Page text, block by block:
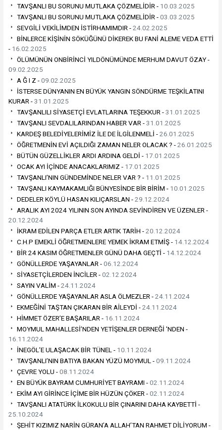
TAVŞANLI BU SORUNU MUTLAKA ÇÖZMELİDİR - 10.03.2025
TAVŞANLI BU SORUNU MUTLAKA ÇÖZMELİDİR -03.03.2025
SEVGİLİ VEKİLİMDEN İSTİRHAMIMDIR -24.02.2025
BİNLERCE KİŞİNİN SÖKÜĞÜNÜ DİKEREK BU FANİ ALEME VEDA ETTİ
- 16.02.2025
ÖLÜMÜNÜN ONBİRİNCİ YILDÖNÜMÜNDE MERHUM DAVUT ÖZAY -
09.02.2025
A Ğ I Z -09.02.2025
İSTERSE DÜNYANIN EN BÜYÜK YANGIN SÖNDÜRME TEŞKİLATINI
KURAR -31.01.2025
TAVŞANLILI SİYASETÇİ EVLATLARINA TEŞEKKUR -31.01.2025
TAVŞANLI SEVDALILARINDAN HABER VAR -31.01.2025
KARDEŞ BELEDİYELERİMİZ İLE DE İLGİLENMELİ -26.01.2025
ÖĞRETMENİN EVİ AÇILDIĞI ZAMAN NELER OLACAK ? -26.01.2025
BÜTÜN GÜZELLİKLER ARDI ARDINA GELDİ - 17.01.2025
OCAK AYI İÇİNDE ANACAKLARIMIZ - 17.01.2025
TAVŞANLI’NIN GÜNDEMİNDE NELER VAR ? - 11.01.2025
TAVŞANLI KAYMAKAMLIĞI BÜNYESİNDE BİR BİRİM - 10.01.2025
DEDELER KÖYLÜ HASAN KILIÇARSLAN -29.12.2024
ARALIK AYI 2024 YILININ SON AYINDA SEVİNDİREN VE ÜZENLER -
20.12.2024
İKRAM EDİLEN PARÇA ETLER ARTIK TARİH -20.12.2024
C.H.P EMEKLİ ÖĞRETMENLERE YEMEK İKRAM ETMİŞ - 14.12.2024
BİR 24 KASIM ÖĞRETMENLER GÜNÜ DAHA GEÇTİ - 14.12.2024
GÖNÜLLERDE YAŞAYANLAR -06.12.2024
SİYASETÇİLERDEN İNCİLER -02.12.2024
SAYIN VALİM -24.11.2024
GÖNÜLLERDE YAŞAYANLAR ASLA ÖLMEZLER -24.11.2024
EKMEĞİNİ TAŞTAN ÇIKARAN BİR AİLEYDİ -24.11.2024
HİMMET ÖZER’E BAŞARILAR - 16.11.2024
MOYMUL MAHALLESİ’NDEN YETİŞENLER DERNEĞİ 'NDEN -
16.11.2024
İNEGÖL’E ULAŞACAK BİR TÜNEL - 10.11.2024
TAVŞANLI’NIN BATIYA BAKAN YÜZÜ MOYMUL -09.11.2024
ÇEVRE YOLU -08.11.2024
EN BÜYÜK BAYRAM CUMHURİYET BAYRAMI -02.11.2024
EKİM AYI GİRİNCE İÇİME BİR HÜZÜN ÇÖKER -02.11.2024
TAVŞANLI ATATÜRK İLKOKULU BİR ÇINARINI DAHA KAYBETTİ -
25.10.2024
ŞEHİT KIZIMIZ NARİN GÜRAN’A ALLAH’TAN RAHMET DİLİYORUM -